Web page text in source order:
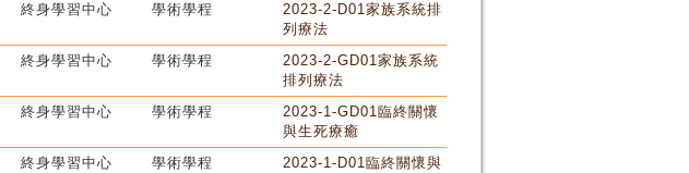
終身學習中心 學術學程
2023-2-D01家族系統排
列療法
終身學習中心 學術學程
2023-2-GD01家族系統
排列療法
終身學習中心 學術學程
2023-1-GD01臨終關懷
與生死療癒
終身學習中心 學術學程
2023-1-D01臨終關懷與